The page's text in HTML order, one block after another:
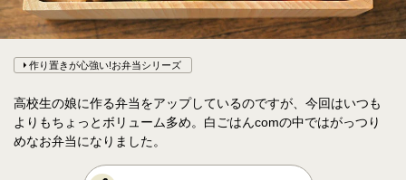
作り置きが心強い!お弁当シリーズ
高校生の娘に作る弁当をアップしているのですが、今回はいつも
よりもちょっとボリューム多め。白ごはんcomの中ではがっつり
めなお弁当になりました。